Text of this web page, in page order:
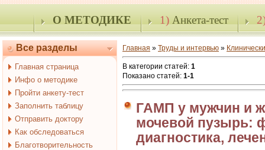
О МЕТОДИКЕ 1)Анкета-тест
Все разделы
Главная страница
Инфо о методике
Пройти анкету-тест
Заполнить таблицу
Отправить доктору
Как обследоваться
Благотворительность
Главная » Труды и интервью »
В категории статей: 1
Показано статей: 1-1
ГАМП у мужчин и
мочевой пузырь:
диагностика,